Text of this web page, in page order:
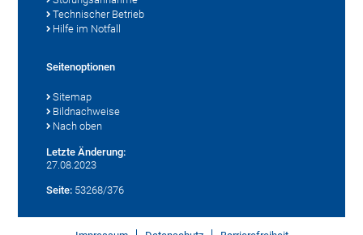
Technischer Betrieb
Hilfe im Notfall
Seitenoptionen
Sitemap
Bildnachweise
Nach oben
Letzte Änderung:
27.08.2023
Seite: 53268/376